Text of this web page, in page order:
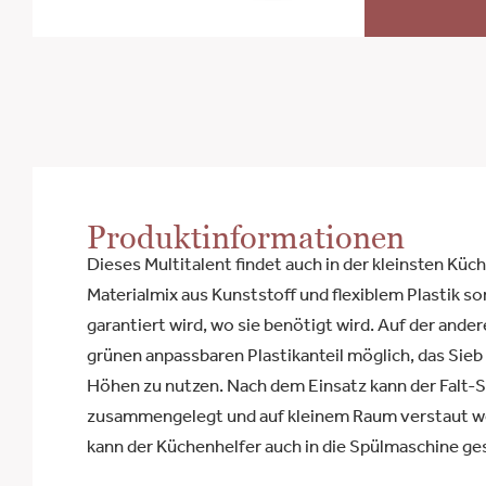
Produktinformationen
Dieses Multitalent findet auch in der kleinsten
Materialmix aus Kunststoff und flexiblem Plastik
garantiert wird, wo sie benötigt wird. Auf der
grünen anpassbaren Plastikanteil möglich, das
Höhen zu nutzen. Nach dem Einsatz kann der Falt-
zusammengelegt und auf kleinem Raum verstaut
kann der Küchenhelfer auch in die Spülmaschine